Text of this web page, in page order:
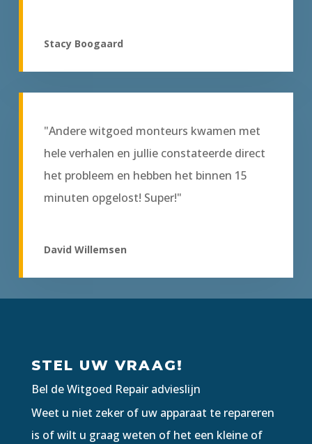
Stacy Boogaard
"Andere witgoed monteurs kwamen met
hele verhalen en jullie constateerde direct
het probleem en hebben het binnen 15
minuten opgelost! Super!"
David Willemsen
STEL UW VRAAG!
Bel de Witgoed Repair advieslijn
Weet u niet zeker of uw apparaat te repareren
is of wilt u graag weten of het een kleine of